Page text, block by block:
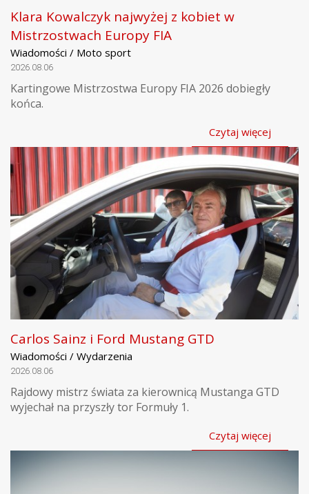
Klara Kowalczyk najwyżej z kobiet w
Mistrzostwach Europy FIA
Wiadomości / Moto sport
2026.08.06
Kartingowe Mistrzostwa Europy FIA 2026 dobiegły
końca.
Czytaj więcej
Carlos Sainz i Ford Mustang GTD
Wiadomości / Wydarzenia
2026.08.06
Rajdowy mistrz świata za kierownicą Mustanga GTD
wyjechał na przyszły tor Formuły 1.
Czytaj więcej